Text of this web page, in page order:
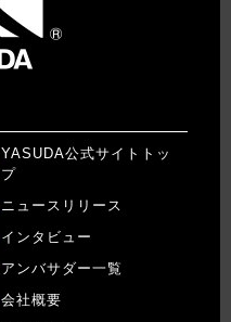
YASUDA公式サイトトッ
プ
ニュースリリース
インタビュー
アンバサダー一覧
会社概要